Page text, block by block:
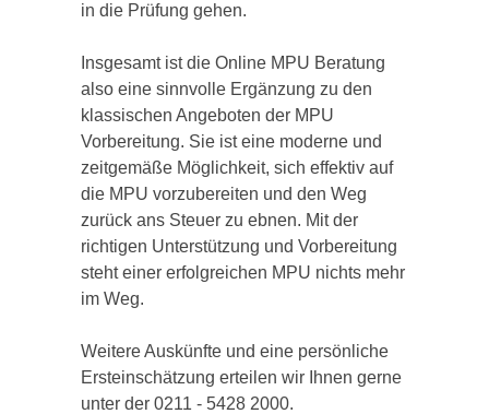
in die Prüfung gehen.
Insgesamt ist die Online MPU Beratung
also eine sinnvolle Ergänzung zu den
klassischen Angeboten der MPU
Vorbereitung. Sie ist eine moderne und
zeitgemäße Möglichkeit, sich effektiv auf
die MPU vorzubereiten und den Weg
zurück ans Steuer zu ebnen. Mit der
richtigen Unterstützung und Vorbereitung
steht einer erfolgreichen MPU nichts mehr
im Weg.
Weitere Auskünfte und eine persönliche
Ersteinschätzung erteilen wir Ihnen gerne
unter der 0211 - 5428 2000.